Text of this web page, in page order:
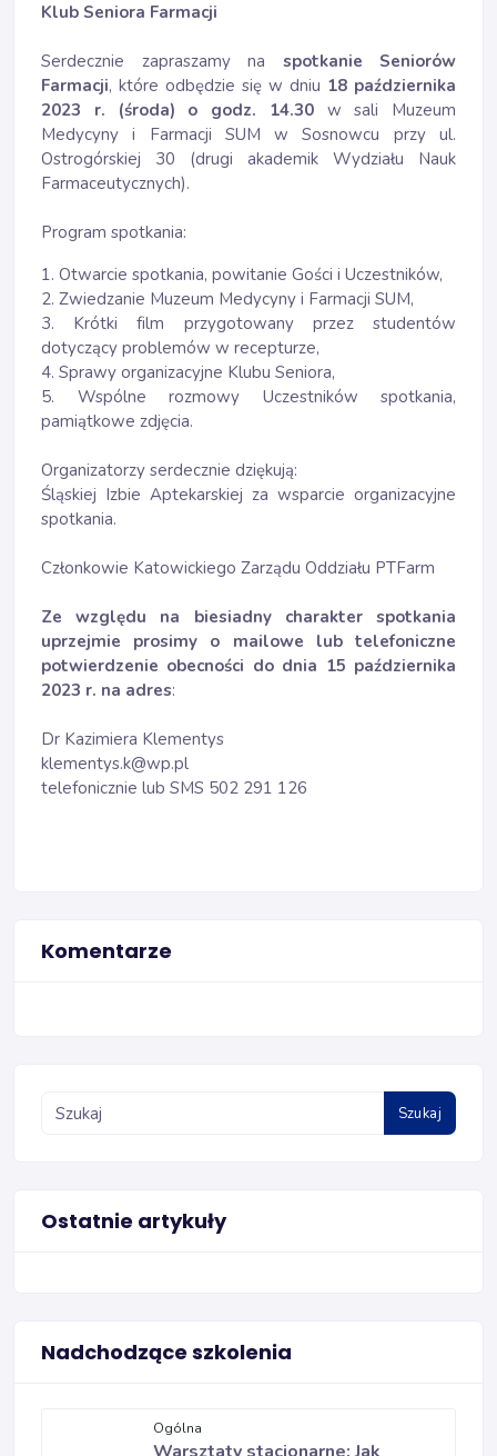
Klub Seniora Farmacji
Serdecznie zapraszamy na spotkanie Seniorów
Farmacji, które odbędzie się w dniu 18 października
2023 r. (środa) o godz. 14.30w sali Muzeum
Medycyny i Farmacji SUM w Sosnowcu przy ul.
Ostrogórskiej 30 (drugi akademik Wydziału Nauk
Farmaceutycznych).
Program spotkania:
1. Otwarcie spotkania, powitanie Gości i Uczestników,
2. Zwiedzanie Muzeum Medycyny i Farmacji SUM,
3. Krótki film przygotowany przez studentów
dotyczący problemów w recepturze,
4. Sprawy organizacyjne Klubu Seniora,
5. Wspólne rozmowy Uczestników spotkania,
pamiątkowe zdjęcia.
Organizatorzy serdecznie dziękują:
Śląskiej Izbie Aptekarskiej za wsparcie organizacyjne
spotkania.
Członkowie Katowickiego Zarządu Oddziału PTFarm
Ze względu na biesiadny charakter spotkania
uprzejmie prosimy o mailowe lub telefoniczne
potwierdzenie obecności do dnia 15 października
2023 r. na adres:
Dr Kazimiera Klementys
klementys.k@wp.pl
telefonicznie lub SMS 502 291 126
Komentarze
Szukaj
Ostatnie artykuły
Nadchodzące szkolenia
Ogólna